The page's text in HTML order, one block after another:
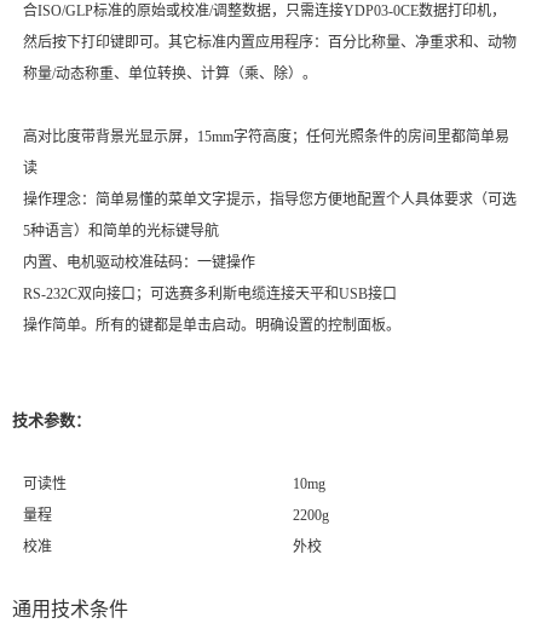
合ISO/GLP标准的原始或校准/调整数据，只需连接YDP03-0CE数据打印机，
然后按下打印键即可。其它标准内置应用程序：百分比称量、净重求和、动物
称量/动态称重、单位转换、计算（乘、除）。
高对比度带背景光显示屏，15mm字符高度；任何光照条件的房间里都简单易
读
操作理念：简单易懂的菜单文字提示，指导您方便地配置个人具体要求（可选
5种语言）和简单的光标键导航
内置、电机驱动校准砝码：一键操作
RS-232C双向接口；可选赛多利斯电缆连接天平和USB接口
操作简单。所有的键都是单击启动。明确设置的控制面板。
技术参数：
可读性
10mg
量程
2200g
校准
外校
通用技术条件